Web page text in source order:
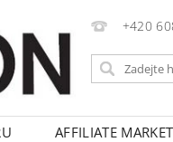
+420
AFFILIATE